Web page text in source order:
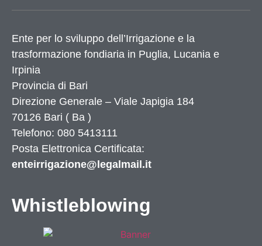
Ente per lo sviluppo dell’Irrigazione e la
trasformazione fondiaria in Puglia, Lucania e
Irpinia
Provincia di Bari
Direzione Generale – Viale Japigia 184
70126 Bari ( Ba )
Telefono: 080 5413111
Posta Elettronica Certificata:
enteirrigazione@legalmail.it
Whistleblowing